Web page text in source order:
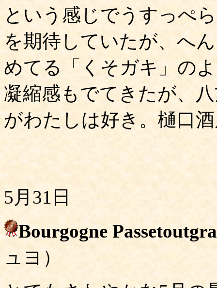
という感じでうすっぺ
を期待していたが、へ
めてる「くそガキ」の
凝縮感もでてきたが、
がわたしは好き。樋口
5月31日
Bourgogne
ュヨ）